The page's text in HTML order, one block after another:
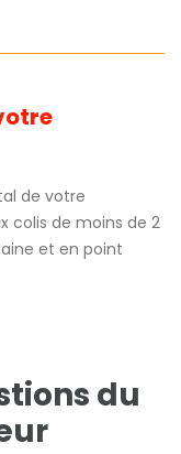
de votre
colis de moins de 2
et en point
du